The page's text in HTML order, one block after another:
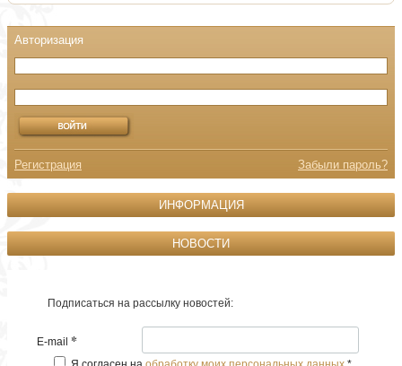
Регистрация Забыли пароль?
ИНФОРМАЦИЯ
НОВОСТИ
Подписаться на рассылку новостей:
E-mail *